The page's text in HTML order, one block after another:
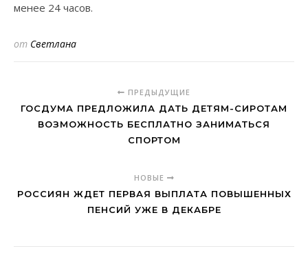
менее 24 часов.
от Светлана
ПРЕДЫДУЩИЕ
ГОСДУМА ПРЕДЛОЖИЛА ДАТЬ ДЕТЯМ-СИРОТАМ
ВОЗМОЖНОСТЬ БЕСПЛАТНО ЗАНИМАТЬСЯ
СПОРТОМ
НОВЫЕ
РОССИЯН ЖДЕТ ПЕРВАЯ ВЫПЛАТА ПОВЫШЕННЫХ
ПЕНСИЙ УЖЕ В ДЕКАБРЕ